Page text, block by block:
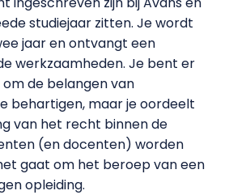
studiejaar zitten. Je wordt
jaar en ontvangt een
werkzaamheden. Je bent er
de belangen van
behartigen, maar je oordeelt
van het recht binnen de
(en docenten) worden
gaat om het beroep van een
opleiding.